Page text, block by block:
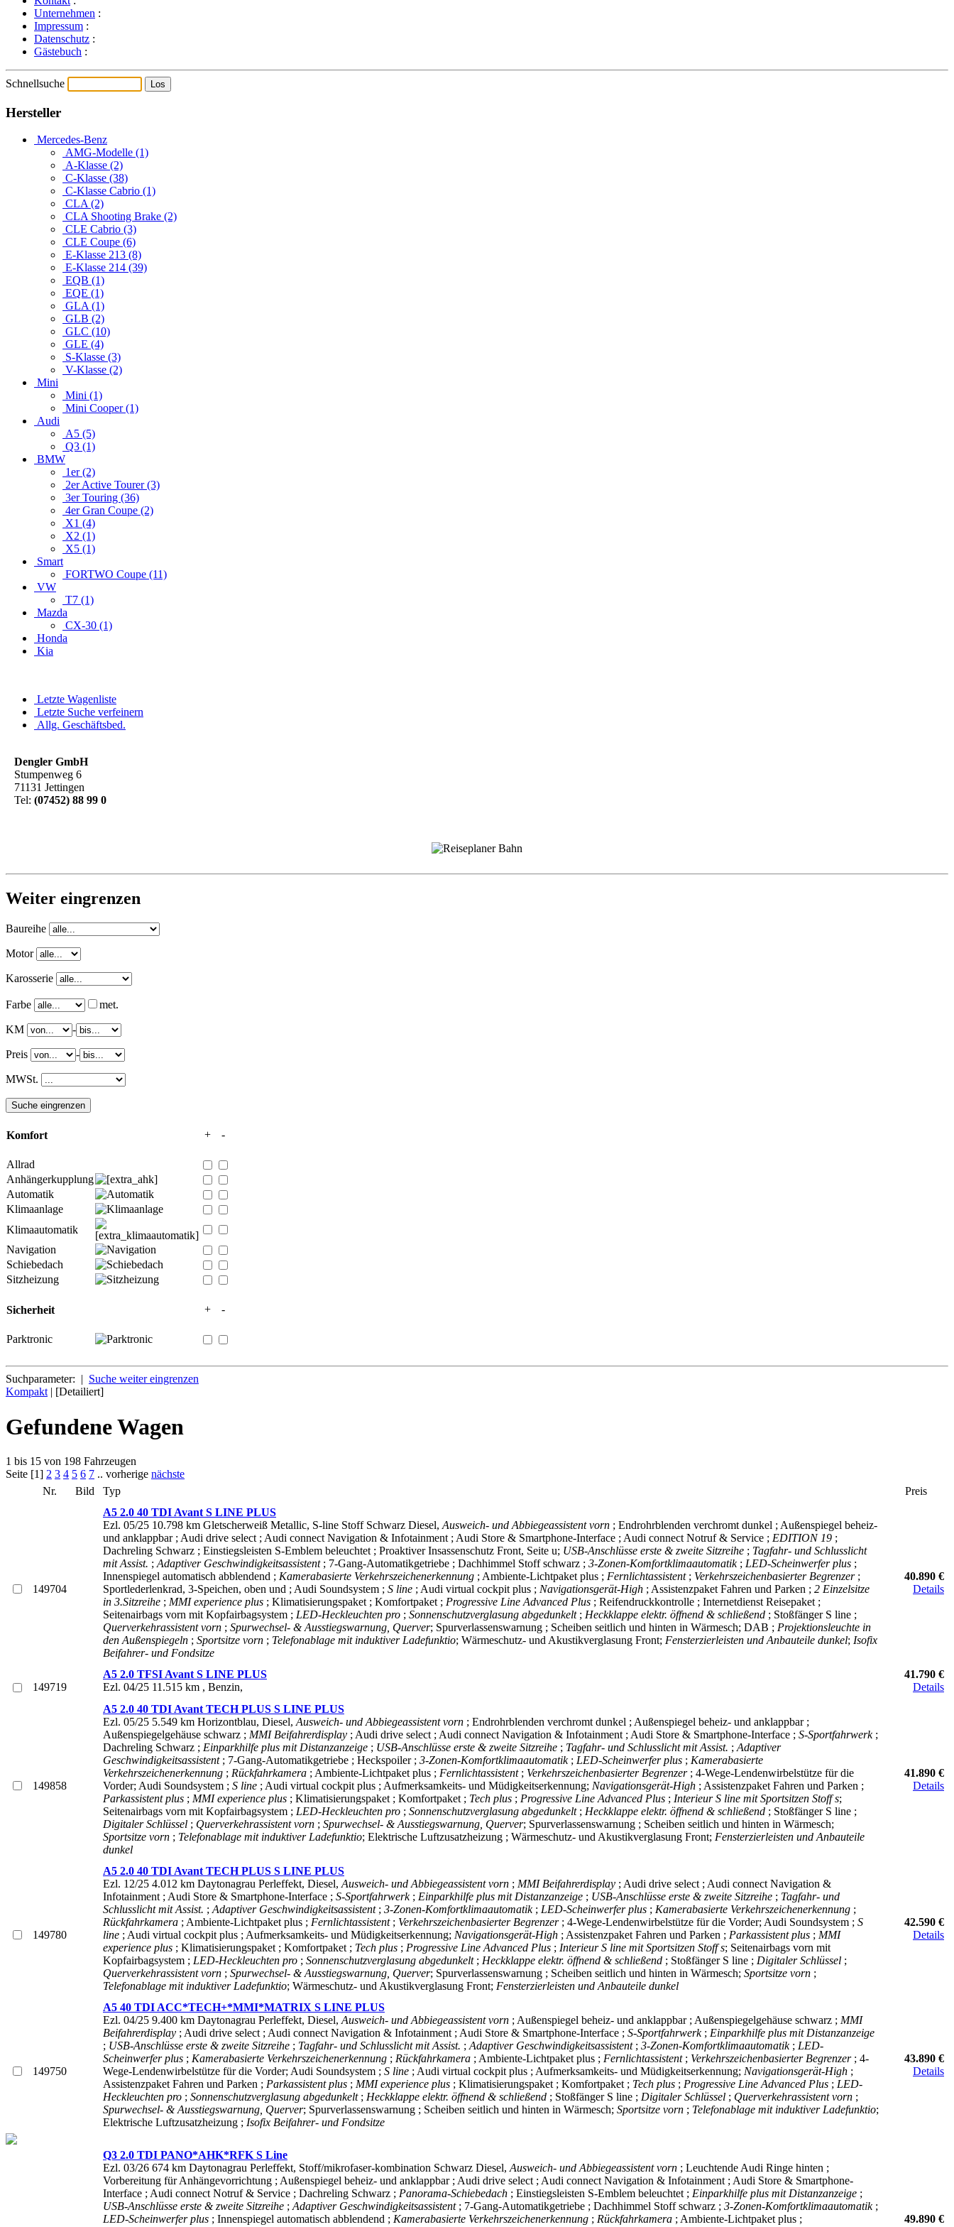
Unternehmen :
Impressum :
Datenschutz :
Gästebuch :
Schnellsuche
Hersteller
Mercedes-Benz
AMG-Modelle (1)
A-Klasse (2)
C-Klasse (38)
C-Klasse Cabrio (1)
CLA (2)
CLA Shooting Brake (2)
CLE Cabrio (3)
CLE Coupe (6)
E-Klasse 213 (8)
E-Klasse 214 (39)
EQB (1)
EQE (1)
GLA (1)
GLB (2)
GLC (10)
GLE (4)
S-Klasse (3)
V-Klasse (2)
Mini
Mini (1)
Mini Cooper (1)
Audi
A5 (5)
Q3 (1)
BMW
1er (2)
2er Active Tourer (3)
3er Touring (36)
4er Gran Coupe (2)
X1 (4)
X2 (1)
X5 (1)
Smart
FORTWO Coupe (11)
VW
T7 (1)
Mazda
CX-30 (1)
Honda
Kia
Letzte Wagenliste
Letzte Suche verfeinern
Allg. Geschäftsbed.
Dengler GmbH
Stumpenweg 6
71131 Jettingen
Tel: (07452) 88 99 0
Weiter eingrenzen
Baureihe
Motor
Karosserie
Farbe met.
KM -
Preis -
MWSt.
Komfort + -
Allrad
Anhängerkupplung
Automatik
Klimaanlage
Klimaautomatik
Navigation
Schiebedach
Sitzheizung
Sicherheit + -
Parktronic
Suchparameter: | Suche weiter eingrenzen
Kompakt | [Detailiert]
Gefundene Wagen
1 bis 15 von 198 Fahrzeugen
Seite [1] 2 3 4 5 6 7 .. vorherige nächste
Nr.
Bild Typ Preis
149704
A5 2.0 40 TDI Avant S LINE PLUS
Ezl. 05/25 10.798 km Gletscherweiß Metallic, S-line Stoff Schwarz Diesel, Ausweich- und Abbiegeassistent vorn ; Endrohrblenden verchromt dunkel ; Außenspiegel beheiz-
und anklappbar ; Audi drive select ; Audi connect Navigation & Infotainment ; Audi Store & Smartphone-Interface ; Audi connect Notruf & Service ; EDITION 19 ;
Dachreling Schwarz ; Einstiegsleisten S-Emblem beleuchtet ; Proaktiver Insassenschutz Front, Seite u; USB-Anschlüsse erste & zweite Sitzreihe ; Tagfahr- und Schlusslicht
mit Assist. ; Adaptiver Geschwindigkeitsassistent ; 7-Gang-Automatikgetriebe ; Dachhimmel Stoff schwarz ; 3-Zonen-Komfortklimaautomatik ; LED-Scheinwerfer plus ;
Innenspiegel automatisch abblendend ; Kamerabasierte Verkehrszeichenerkennung ; Ambiente-Lichtpaket plus ; Fernlichtassistent ; Verkehrszeichenbasierter Begrenzer ;
Sportlederlenkrad, 3-Speichen, oben und ; Audi Soundsystem ; S line ; Audi virtual cockpit plus ; Navigationsgerät-High ; Assistenzpaket Fahren und Parken ; 2 Einzelsitze
in 3.Sitzreihe ; MMI experience plus ; Klimatisierungspaket ; Komfortpaket ; Progressive Line Advanced Plus ; Reifendruckkontrolle ; Internetdienst Reisepaket ;
Seitenairbags vorn mit Kopfairbagsystem ; LED-Heckleuchten pro ; Sonnenschutzverglasung abgedunkelt ; Heckklappe elektr. öffnend & schließend ; Stoßfänger S line ;
Querverkehrassistent vorn ; Spurwechsel- & Ausstiegswarnung, Querver; Spurverlassenswarnung ; Scheiben seitlich und hinten in Wärmesch; DAB ; Projektionsleuchte in
den Außenspiegeln ; Sportsitze vorn ; Telefonablage mit induktiver Ladefunktio; Wärmeschutz- und Akustikverglasung Front; Fensterzierleisten und Anbauteile dunkel; Isofix
Beifahrer- und Fondsitze
40.890 €
Details
149719
A5 2.0 TFSI Avant S LINE PLUS
Ezl. 04/25 11.515 km , Benzin,
41.790 €
Details
149858
A5 2.0 40 TDI Avant TECH PLUS S LINE PLUS
Ezl. 05/25 5.549 km Horizontblau, Diesel, Ausweich- und Abbiegeassistent vorn ; Endrohrblenden verchromt dunkel ; Außenspiegel beheiz- und anklappbar ;
Außenspiegelgehäuse schwarz ; MMI Beifahrerdisplay ; Audi drive select ; Audi connect Navigation & Infotainment ; Audi Store & Smartphone-Interface ; S-Sportfahrwerk ;
Dachreling Schwarz ; Einparkhilfe plus mit Distanzanzeige ; USB-Anschlüsse erste & zweite Sitzreihe ; Tagfahr- und Schlusslicht mit Assist. ; Adaptiver
Geschwindigkeitsassistent ; 7-Gang-Automatikgetriebe ; Heckspoiler ; 3-Zonen-Komfortklimaautomatik ; LED-Scheinwerfer plus ; Kamerabasierte
Verkehrszeichenerkennung ; Rückfahrkamera ; Ambiente-Lichtpaket plus ; Fernlichtassistent ; Verkehrszeichenbasierter Begrenzer ; 4-Wege-Lendenwirbelstütze für die
Vorder; Audi Soundsystem ; S line ; Audi virtual cockpit plus ; Aufmerksamkeits- und Müdigkeitserkennung; Navigationsgerät-High ; Assistenzpaket Fahren und Parken ;
Parkassistent plus ; MMI experience plus ; Klimatisierungspaket ; Komfortpaket ; Tech plus ; Progressive Line Advanced Plus ; Interieur S line mit Sportsitzen Stoff s;
Seitenairbags vorn mit Kopfairbagsystem ; LED-Heckleuchten pro ; Sonnenschutzverglasung abgedunkelt ; Heckklappe elektr. öffnend & schließend ; Stoßfänger S line ;
Digitaler Schlüssel ; Querverkehrassistent vorn ; Spurwechsel- & Ausstiegswarnung, Querver; Spurverlassenswarnung ; Scheiben seitlich und hinten in Wärmesch;
Sportsitze vorn ; Telefonablage mit induktiver Ladefunktio; Elektrische Luftzusatzheizung ; Wärmeschutz- und Akustikverglasung Front; Fensterzierleisten und Anbauteile
dunkel
41.890 €
Details
149780
A5 2.0 40 TDI Avant TECH PLUS S LINE PLUS
Ezl. 12/25 4.012 km Daytonagrau Perleffekt, Diesel, Ausweich- und Abbiegeassistent vorn ; MMI Beifahrerdisplay ; Audi drive select ; Audi connect Navigation &
Infotainment ; Audi Store & Smartphone-Interface ; S-Sportfahrwerk ; Einparkhilfe plus mit Distanzanzeige ; USB-Anschlüsse erste & zweite Sitzreihe ; Tagfahr- und
Schlusslicht mit Assist. ; Adaptiver Geschwindigkeitsassistent ; 3-Zonen-Komfortklimaautomatik ; LED-Scheinwerfer plus ; Kamerabasierte Verkehrszeichenerkennung ;
Rückfahrkamera ; Ambiente-Lichtpaket plus ; Fernlichtassistent ; Verkehrszeichenbasierter Begrenzer ; 4-Wege-Lendenwirbelstütze für die Vorder; Audi Soundsystem ; S
line ; Audi virtual cockpit plus ; Aufmerksamkeits- und Müdigkeitserkennung; Navigationsgerät-High ; Assistenzpaket Fahren und Parken ; Parkassistent plus ; MMI
experience plus ; Klimatisierungspaket ; Komfortpaket ; Tech plus ; Progressive Line Advanced Plus ; Interieur S line mit Sportsitzen Stoff s; Seitenairbags vorn mit
Kopfairbagsystem ; LED-Heckleuchten pro ; Sonnenschutzverglasung abgedunkelt ; Heckklappe elektr. öffnend & schließend ; Stoßfänger S line ; Digitaler Schlüssel ;
Querverkehrassistent vorn ; Spurwechsel- & Ausstiegswarnung, Querver; Spurverlassenswarnung ; Scheiben seitlich und hinten in Wärmesch; Sportsitze vorn ;
Telefonablage mit induktiver Ladefunktio; Wärmeschutz- und Akustikverglasung Front; Fensterzierleisten und Anbauteile dunkel
42.590 €
Details
149750
A5 40 TDI ACC*TECH+*MMI*MATRIX S LINE PLUS
Ezl. 04/25 9.400 km Daytonagrau Perleffekt, Diesel, Ausweich- und Abbiegeassistent vorn ; Außenspiegel beheiz- und anklappbar ; Außenspiegelgehäuse schwarz ; MMI
Beifahrerdisplay ; Audi drive select ; Audi connect Navigation & Infotainment ; Audi Store & Smartphone-Interface ; S-Sportfahrwerk ; Einparkhilfe plus mit Distanzanzeige
; USB-Anschlüsse erste & zweite Sitzreihe ; Tagfahr- und Schlusslicht mit Assist. ; Adaptiver Geschwindigkeitsassistent ; 3-Zonen-Komfortklimaautomatik ; LED-
Scheinwerfer plus ; Kamerabasierte Verkehrszeichenerkennung ; Rückfahrkamera ; Ambiente-Lichtpaket plus ; Fernlichtassistent ; Verkehrszeichenbasierter Begrenzer ; 4-
Wege-Lendenwirbelstütze für die Vorder; Audi Soundsystem ; S line ; Audi virtual cockpit plus ; Aufmerksamkeits- und Müdigkeitserkennung; Navigationsgerät-High ;
Assistenzpaket Fahren und Parken ; Parkassistent plus ; MMI experience plus ; Klimatisierungspaket ; Komfortpaket ; Tech plus ; Progressive Line Advanced Plus ; LED-
Heckleuchten pro ; Sonnenschutzverglasung abgedunkelt ; Heckklappe elektr. öffnend & schließend ; Stoßfänger S line ; Digitaler Schlüssel ; Querverkehrassistent vorn ;
Spurwechsel- & Ausstiegswarnung, Querver; Spurverlassenswarnung ; Scheiben seitlich und hinten in Wärmesch; Sportsitze vorn ; Telefonablage mit induktiver Ladefunktio;
Elektrische Luftzusatzheizung ; Isofix Beifahrer- und Fondsitze
43.890 €
Details
Q3 2.0 TDI PANO*AHK*RFK S Line
Ezl. 03/26 674 km Daytonagrau Perleffekt, Stoff/mikrofaser-kombination Schwarz Diesel, Ausweich- und Abbiegeassistent vorn ; Leuchtende Audi Ringe hinten ;
Vorbereitung für Anhängevorrichtung ; Außenspiegel beheiz- und anklappbar ; Audi drive select ; Audi connect Navigation & Infotainment ; Audi Store & Smartphone-
Interface ; Audi connect Notruf & Service ; Dachreling Schwarz ; Panorama-Schiebedach ; Einstiegsleisten S-Emblem beleuchtet ; Einparkhilfe plus mit Distanzanzeige ;
USB-Anschlüsse erste & zweite Sitzreihe ; Adaptiver Geschwindigkeitsassistent ; 7-Gang-Automatikgetriebe ; Dachhimmel Stoff schwarz ; 3-Zonen-Komfortklimaautomatik ;
LED-Scheinwerfer plus ; Innenspiegel automatisch abblendend ; Kamerabasierte Verkehrszeichenerkennung ; Rückfahrkamera ; Ambiente-Lichtpaket plus ;
49.890 €